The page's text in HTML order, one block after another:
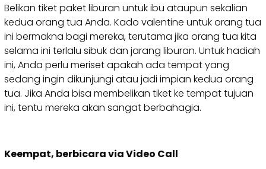
Belikan tiket paket liburan untuk ibu ataupun sekalian
kedua orang tua Anda. Kado valentine untuk orang tua
ini bermakna bagi mereka, terutama jika orang tua kita
selama ini terlalu sibuk dan jarang liburan. Untuk hadiah
ini, Anda perlu meriset apakah ada tempat yang
sedang ingin dikunjungi atau jadi impian kedua orang
tua. Jika Anda bisa membelikan tiket ke tempat tujuan
ini, tentu mereka akan sangat berbahagia.
Keempat, berbicara via Video Call